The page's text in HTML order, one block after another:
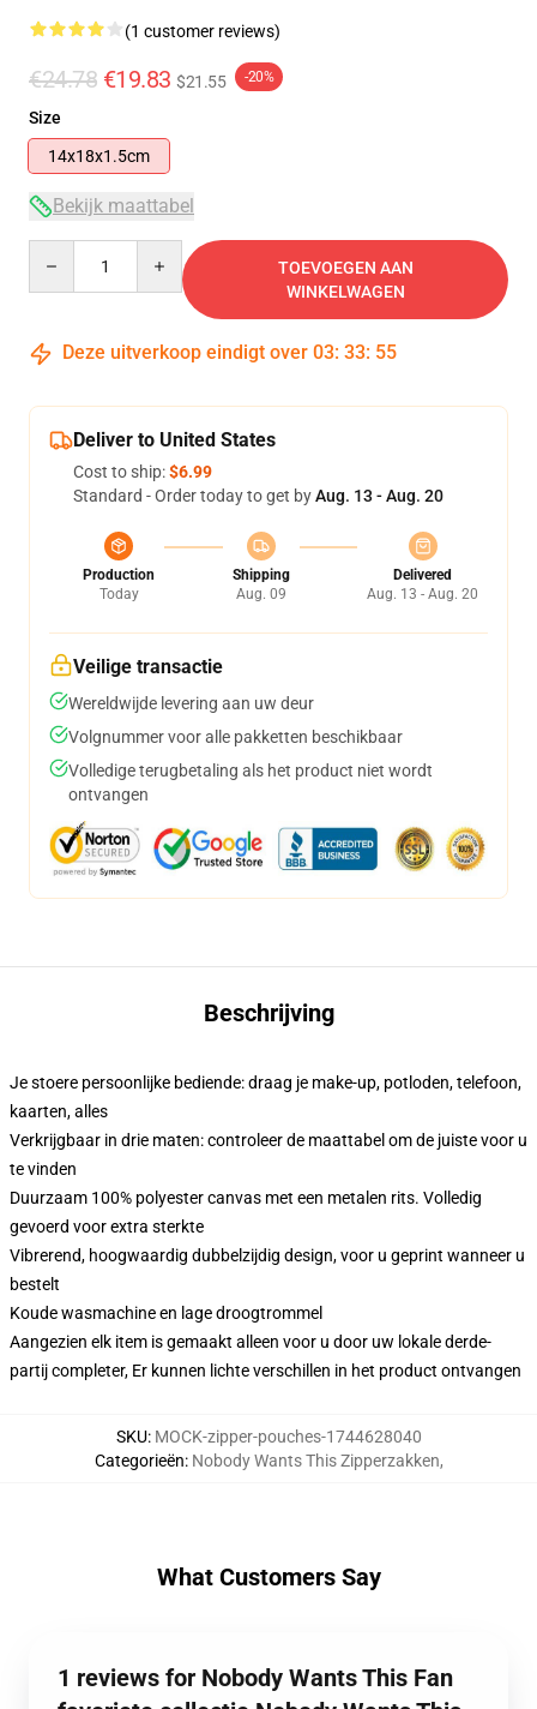
(1 customer reviews)
€24.78 €19.83 $21.55 -20%
Size
14x18x1.5cm
Bekijk maattabel
TOEVOEGEN AAN
WINKELWAGEN
Deze uitverkoop eindigt over 03: 33: 54
Deliver to United States
Cost to ship:$6.99
Standard - Order today to get byAug. 13 - Aug. 20
Production
Today
Shipping
Aug. 09
Delivered
Aug. 13 - Aug. 20
Veilige transactie
Wereldwijde levering aan uw deur
Volgnummer voor alle pakketten beschikbaar
Volledige terugbetaling als het product niet wordt
ontvangen
Beschrijving
Je stoere persoonlijke bediende: draag je make-up, potloden, telefoon,
kaarten, alles
Verkrijgbaar in drie maten: controleer de maattabel om de juiste voor u
te vinden
Duurzaam 100% polyester canvas met een metalen rits. Volledig
gevoerd voor extra sterkte
Vibrerend, hoogwaardig dubbelzijdig design, voor u geprint wanneer u
bestelt
Koude wasmachine en lage droogtrommel
Aangezien elk item is gemaakt alleen voor u door uw lokale derde-
partij completer, Er kunnen lichte verschillen in het product ontvangen
SKU: MOCK-zipper-pouches-1744628040
Categorieën: Nobody Wants This Zipperzakken,
What Customers Say
1 reviews for Nobody Wants This Fan